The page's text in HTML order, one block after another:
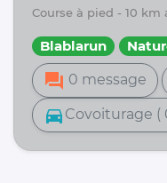
course à pied - 10
Blablarun
forum 0 message
directions_car Covoiturage (